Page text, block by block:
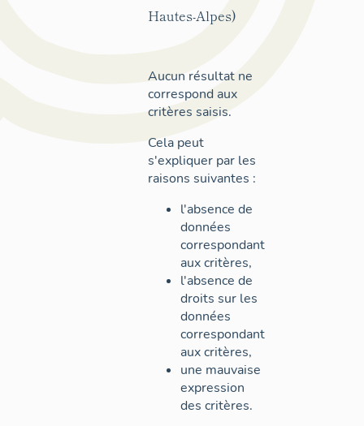
Hautes-Alpes)
Aucun résultat ne
correspond aux
critères saisis.
Cela peut
s'expliquer par les
raisons suivantes :
l'absence de
données
correspondant
aux critères,
l'absence de
droits sur les
données
correspondant
aux critères,
une mauvaise
expression
des critères.